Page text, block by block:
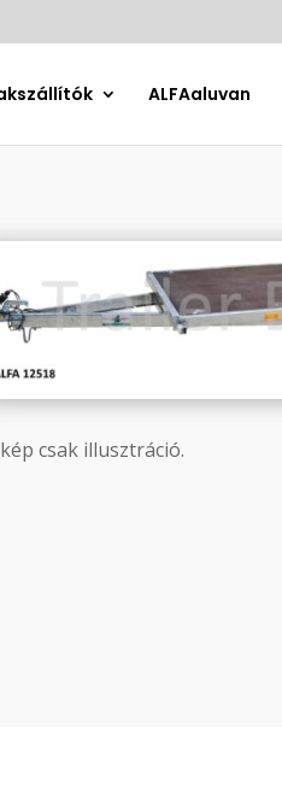
ALFAaluvan
csak illusztráció.